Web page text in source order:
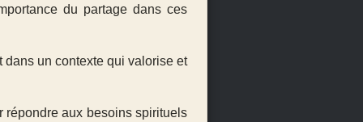
du partage dans ces
un contexte qui valorise et
répondre aux besoins spirituels